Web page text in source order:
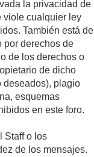
la privacidad de
viole cualquier ley
También está de
por derechos de
de los derechos o
de dicho
deseados), plagio
esquemas
en este foro.
Staff o los
de los mensajes.